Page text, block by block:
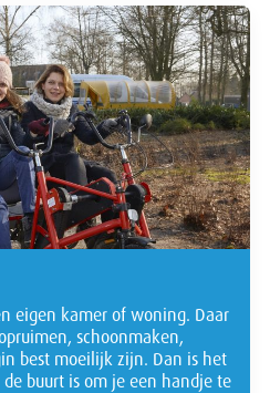
eigen kamer of woning. Daar
schoonmaken,
best moeilijk zijn. Dan is het
buurt is om je een handje te